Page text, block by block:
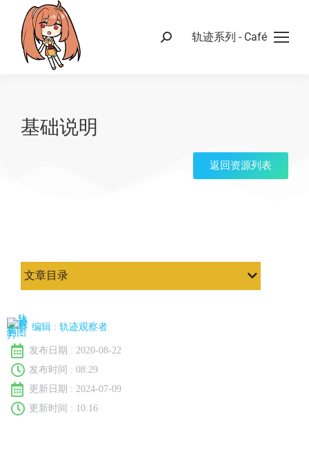
轨迹系列 - Café
基础说明
返回资源列表
编辑 : 轨迹观察者
发布日期 : 2020-08-22
发布时间 : 08:29
更新日期 : 2024-07-09
更新时间 : 10:16
文章目录